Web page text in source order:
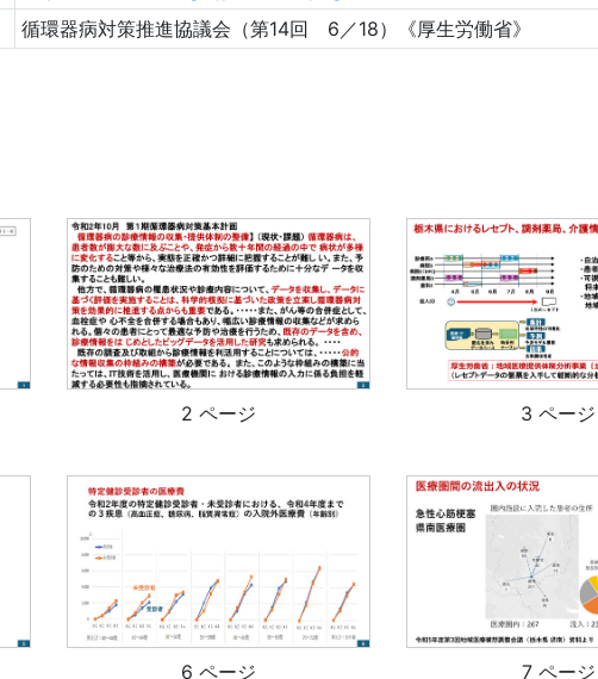
循環器病対策推進協議会（第14回 6／18）《厚生労働省》
2 ページ 3 ページ
6 ページ 7 ページ